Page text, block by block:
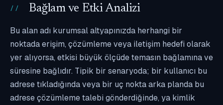
Bağlam ve Etki Analizi
Bu alan adı kurumsal altyapınızda herhangi bir
noktada erişim, çözümleme veya iletişim hedefi olarak
yer alıyorsa, etkisi büyük ölçüde temasın bağlamına ve
süresine bağlıdır. Tipik bir senaryoda; bir kullanıcı bu
adrese tıkladığında veya bir uç nokta arka planda bu
adrese çözümleme talebi gönderdiğinde, ya kimlik